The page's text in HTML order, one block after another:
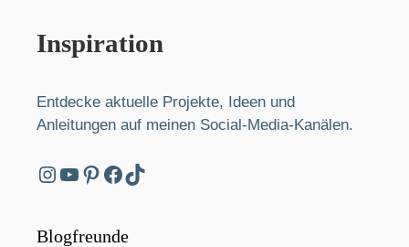
Inspiration
Entdecke aktuelle Projekte, Ideen und
Anleitungen auf meinen Social-Media-Kanälen.
Instagram
YouTube
Pinterest
Facebook
TikTok
Blogfreunde